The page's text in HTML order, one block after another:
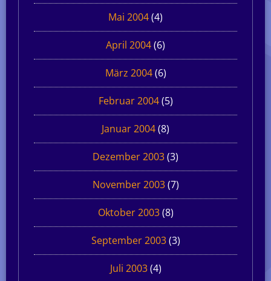
Mai 2004(4)
April 2004(6)
März 2004(6)
Februar 2004(5)
Januar 2004(8)
Dezember 2003(3)
November 2003(7)
Oktober 2003(8)
September 2003(3)
Juli 2003(4)